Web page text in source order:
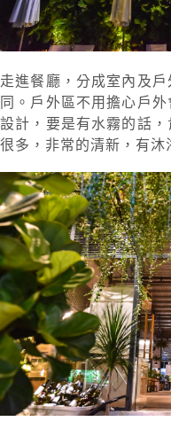
走進餐廳，分成室內及
同。戶外區不用擔心戶
設計，要是有水霧的話
很多，非常的清新，有沐